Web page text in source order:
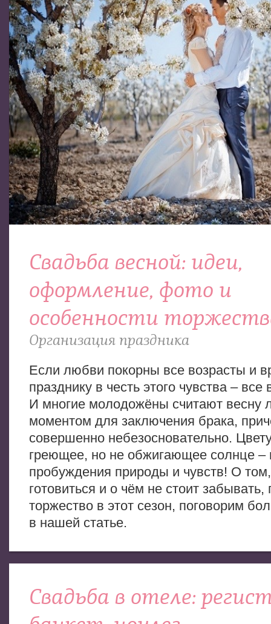
Свадьба весной: идеи,
оформление, фото и
особенности
Организация праздника
Если любви покорны все возрасты и
празднику в честь этого чувства – все
И многие молодожёны считают весну
моментом для заключения брака,
совершенно небезосновательно.
греющее, но не обжигающее солнце –
пробуждения природы и чувств! О
готовиться и о чём не стоит забывать,
торжество в этот сезон, поговорим
в нашей статье.
Свадьба в отеле: